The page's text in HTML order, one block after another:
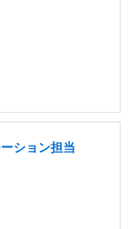
ション担当